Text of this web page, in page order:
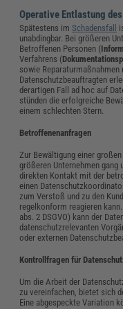
Operative Entlastung
Spätestens imSchadensfall
unabdingbar. Bei größeren
Betroffenen Personen (
Verfahrens (
sowie
Datenschutzbeauftragten
derartigen Fall ad hoc auf
stünden die erfolgreiche
einem schlechten Stern.
Betroffenenanfragen
Zur Bewältigung einer
größeren Unternehmen
direkten Kontakt mit der
einen
zum Verstoß und zu den
regelkonform reagieren
abs. 2 DSGVO) kann der
datenschutzrelevanten
oder externen
Kontrollfragen für
Um die Arbeit der
zu vereinfachen, bietet sich
Eine abgespeckte Variation